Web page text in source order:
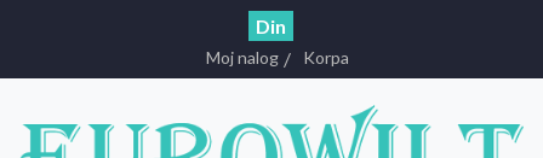
Din
Moj nalog Korpa